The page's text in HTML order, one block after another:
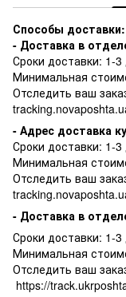
Способы доставки:
- Доставка в
Сроки доставки: 1-3
Минимальная
Отследить ваш
- Адрес доставка
Сроки доставки: 1-3
Минимальная
Отследить ваш
- Доставка в
Сроки доставки: 1-3
Минимальная
Отследить ваш
https://